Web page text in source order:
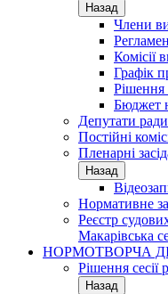
Назад
Члени
Комісії
Графік
Рішення
Бюджет
Депутати ради
Постійні
Пленарні
Назад
Нормативне
Реєстр
Макарівська
НОРМОТВОРЧА
Рішення сесії
Назад